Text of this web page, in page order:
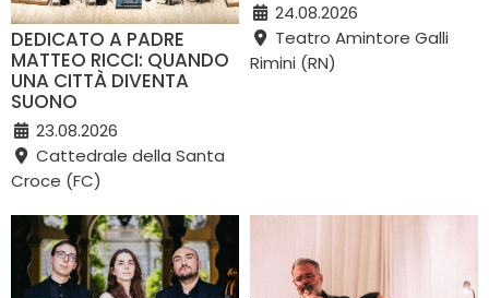
DEDICATO A PADRE
MATTEO RICCI: QUANDO
UNA CITTÀ DIVENTA
SUONO
23.08.2026
Cattedrale della Santa
Croce (FC)
24.08.2026
Teatro Amintore Galli
Rimini (RN)